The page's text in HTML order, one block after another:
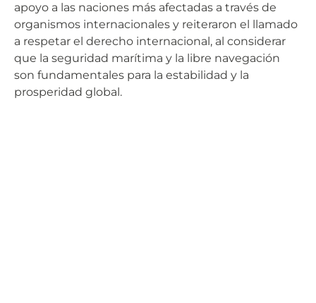
apoyo a las naciones más afectadas a través de
organismos internacionales y reiteraron el llamado
a respetar el derecho internacional, al considerar
que la seguridad marítima y la libre navegación
son fundamentales para la estabilidad y la
prosperidad global.